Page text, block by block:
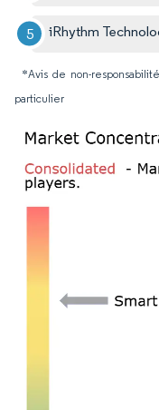
iRhythm
*Avis de non-
particulier